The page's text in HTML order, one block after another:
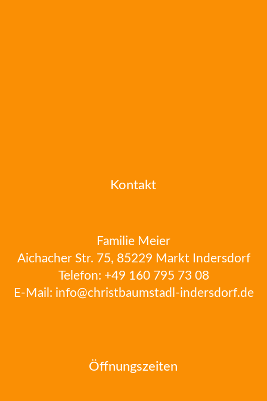
Kontakt
Familie Meier
Aichacher Str. 75, 85229 Markt Indersdorf
Telefon: +49 160 795 73 08
E-Mail: info@christbaumstadl-indersdorf.de
Öffnungszeiten